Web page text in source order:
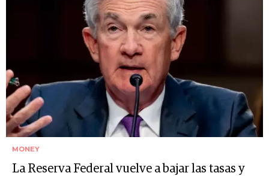
MONEY
La Reserva Federal vuelve a bajar las tasas y